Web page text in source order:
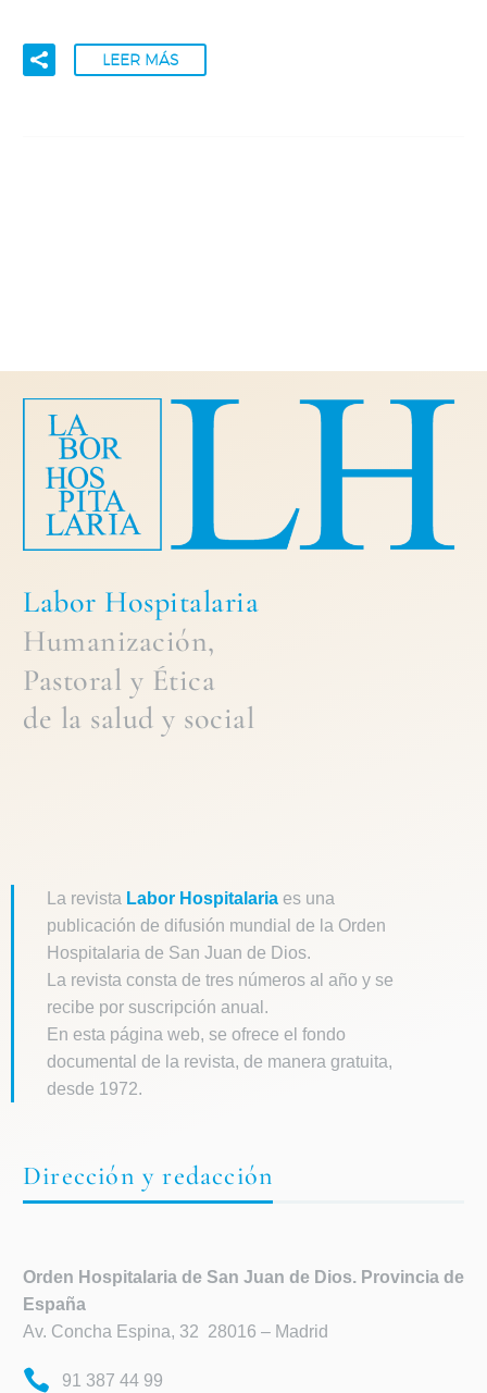
LEER MÁS
Labor Hospitalaria
Humanización,
Pastoral y Ética
de la salud y social
La revista Labor Hospitalaria es una
publicación de difusión mundial de la Orden
Hospitalaria de San Juan de Dios.
La revista consta de tres números al año y se
recibe por suscripción anual.
En esta página web, se ofrece el fondo
documental de la revista, de manera gratuita,
desde 1972.
Dirección y redacción
Orden Hospitalaria de San Juan de Dios. Provincia de
España
Av. Concha Espina, 32 28016 – Madrid
91 387 44 99